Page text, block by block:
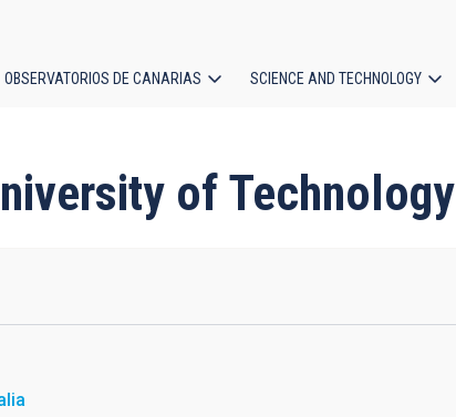
OBSERVATORIOS DE CANARIAS SCIENCE AND TECHNOLOGY
of Technology